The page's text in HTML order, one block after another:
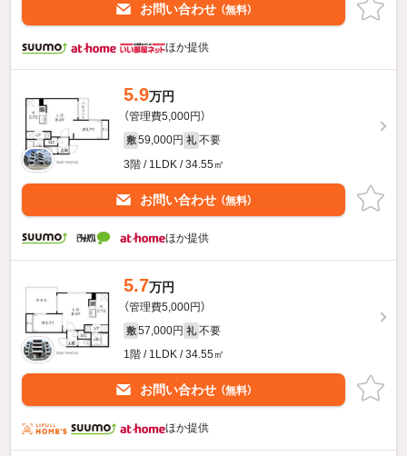
お問い合わせ （無料）
ほか提供
5.9万円
（管理費5,000円）
敷 59,000円 礼 不要
3階 / 1LDK / 34.55㎡
お問い合わせ （無料）
ほか提供
5.7万円
（管理費5,000円）
敷 57,000円 礼 不要
1階 / 1LDK / 34.55㎡
お問い合わせ （無料）
ほか提供